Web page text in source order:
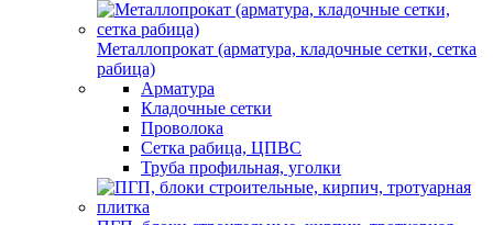
Металлопрокат (арматура, кладочные сетки, сетка
рабица)
Арматура
Кладочные сетки
Проволока
Сетка рабица, ЦПВС
Труба профильная, уголки